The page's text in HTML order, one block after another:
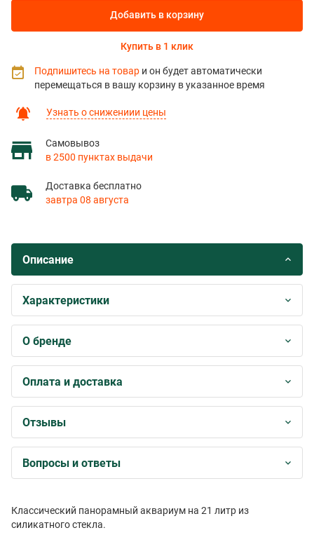
Узнать о снижениии цены
Самовывоз
в 2500 пунктах выдачи
Доставка бесплатно
завтра 08 августа
Добавить в корзину
Купить в 1 клик
Подпишитесь на товар и он будет автоматически
перемещаться в вашу корзину в указанное время
Описание
Характеристики
О бренде
Оплата и доставка
Отзывы
Вопросы и ответы
Классический панорамный аквариум на 21 литр из
силикатного стекла.